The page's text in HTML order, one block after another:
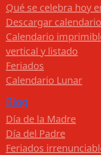
Qué se celebra hoy
Descargar
Calendario
vertical y listado
Feriados
Calendario Lunar
Blog
Día de la Madre
Día del Padre
Feriados